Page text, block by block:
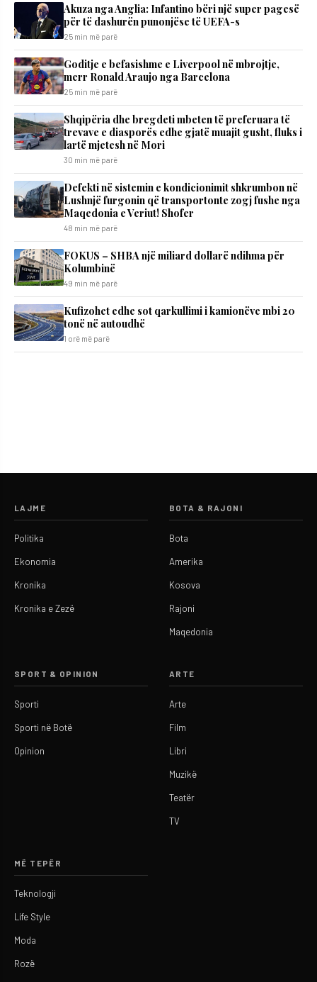
Akuza nga Anglia: Infantino bëri një super pagesë
për të dashurën punonjëse të UEFA-s
25 min më parë
Goditje e befasishme e Liverpool në mbrojtje,
merr Ronald Araujo nga Barcelona
25 min më parë
Shqipëria dhe bregdeti mbeten të preferuara të
trevave e diasporës edhe gjatë muajit gusht, fluks i
lartë mjetesh në Mori
30 min më parë
Defekti në sistemin e kondicionimit shkrumbon në
Lushnjë furgonin që transportonte zogj fushe nga
Maqedonia e Veriut! Shofer
48 min më parë
FOKUS – SHBA një miliard dollarë ndihma për
Kolumbinë
49 min më parë
Kufizohet edhe sot qarkullimi i kamionëve mbi 20
tonë në autoudhë
1 orë më parë
LAJME
Politika
Ekonomia
Kronika
Kronika e Zezë
BOTA & RAJONI
Bota
Amerika
Kosova
Rajoni
Maqedonia
SPORT & OPINION
Sporti
Sporti në Botë
Opinion
ARTE
Arte
Film
Libri
Muzikë
Teatër
TV
MË TEPËR
Teknologji
Life Style
Moda
Rozë